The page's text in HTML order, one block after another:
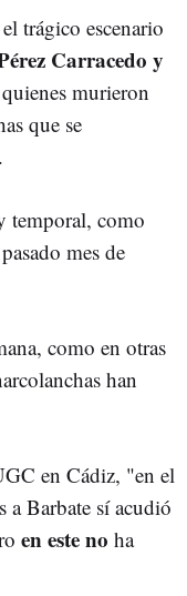
trágico escenario
Carracedo y
murieron
que se
temporal, como
mes de
como en otras
han
en Cádiz, "en el
a Barbate sí acudió
en este no ha